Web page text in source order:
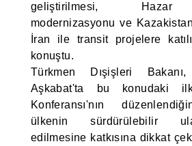
geliştirilmesi, Hazar
modernizasyonu ve
İran ile transit projelere
konuştu.
Türkmen Dışişleri
Aşkabat'ta bu konudaki
Konferansı'nın
ülkenin sürdürülebilir
edilmesine katkısına dikkat